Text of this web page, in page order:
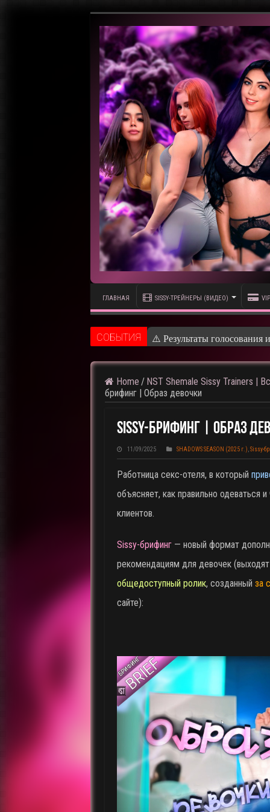
ГЛАВНАЯ SISSY-ТРЕЙНЕРЫ (ВИДЕО)
CОБЫТИЯ ⚠️ Результаты голосования
Home / NST Shemale Sissy Trainers |
брифинг | Образ девочки
Sissy-Брифинг | Образ
11/09/2025 SHADOWS SEASON (2025 г.) Sissy-
Работница секс-отеля, в который
объясняет, как правильно одеваться
клиентов.
Sissy-брифинг— новый формат
рекомендациям для девочек
общедоступный ролик, созданный за
сайте):